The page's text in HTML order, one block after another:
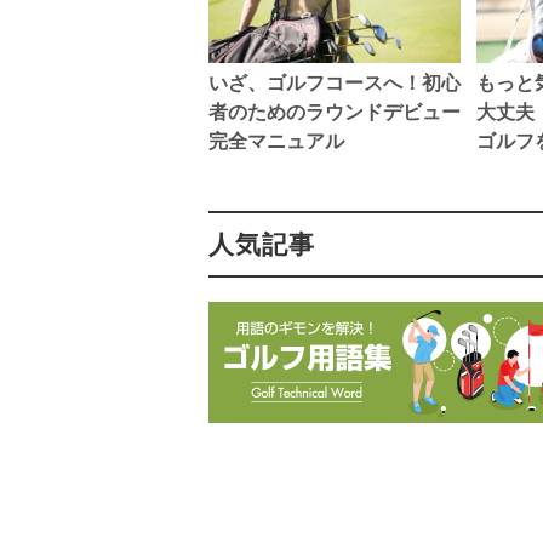
いざ、ゴルフコースへ！初心
者のためのラウンドデビュー
完全マニュアル
もっと
大丈夫
ゴルフ
人気記事